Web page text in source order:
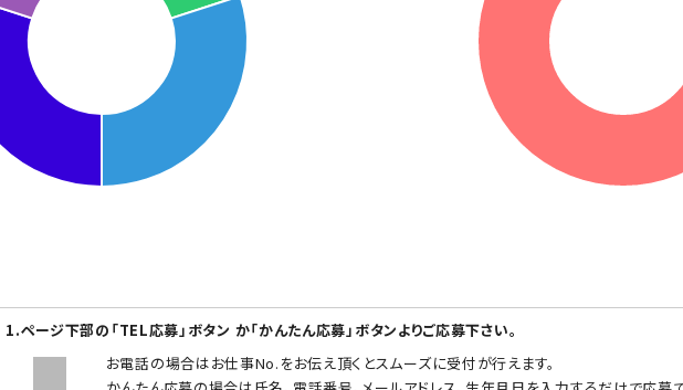
1.ページ下部の「TEL応募」ボタン か「かんたん応募」ボタンよりご応募下さい。
お電話の場合はお仕事No.をお伝え頂くとスムーズに受付が行えます。